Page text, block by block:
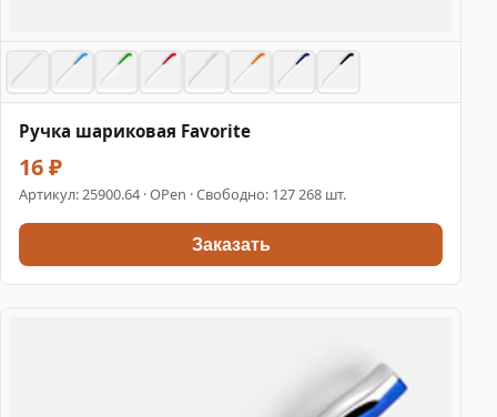
Ручка шариковая Favorite
16 ₽
Артикул:25900.64 · OPen · Свободно: 127 268 шт.
Заказать